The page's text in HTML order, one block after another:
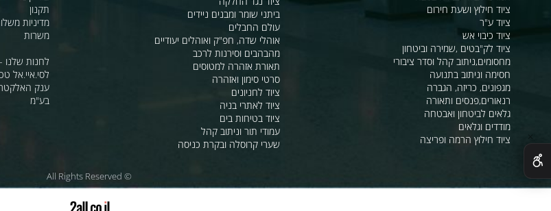
ציוד בטיחות בעבודה
המרכז לציוד עבודה בגובה
ציוד חילוץ ושעת חירום
ציוד כיבוי אש
ציוד לק"בטים ,שמירה וביטחון
מחסומים,ניתוב קהל וסדר ציבורי
חסימה וניתוב בתנועה
מגפונים, כריזה, הגברה
רנאורים,פנסים ותאורה
גלאים לביטחון ואבטחה
מודדים וגלאים
ציוד חילוץ הרמה ופריצה
מראות פנורמיות וכדוריות
גנרטורים ומערכות חשמל
המחלקה לקשר ורדיו
ציוד נגד החלקה
ביתני שומר ומבנים ניידים
עולם החבלים
אוהלי שדה, חפ"ק ואוהלים יעודיים
מהבהבים וסירנות לרכב
תאורת אזהרה למטוסים
סרטי סימון ואזהרה
ציוד לחניונים
עמודי תור וניתוב קהל
מידע
אודות
צור קשר
תקנון
מדיניות משלוחים
משרות